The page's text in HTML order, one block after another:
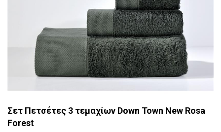
Σετ Πετσέτες 3 τεμαχίων Down Town New Rosa
Forest